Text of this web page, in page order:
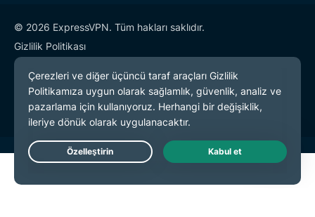
© 2026 ExpressVPN. Tüm hakları saklıdır.
Gizlilik Politikası
Hizmet Koşulları
Çerez Tercihleri
Live Chat